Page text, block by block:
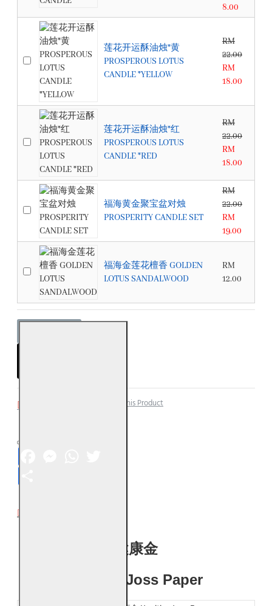
8.00
莲花开运酥油烛*黄
PROSPEROUS LOTUS
CANDLE *YELLOW
RM
22.00
RM
18.00
莲花开运酥油烛*红
PROSPEROUS LOTUS
CANDLE *RED
RM
22.00
RM
18.00
福海黄金聚宝盆对烛
PROSPERITY CANDLE SET
RM
22.00
RM
19.00
福海金莲花檀香 GOLDEN
LOTUS SANDALWOOD
RM
12.00
Compare this Product
健康金
Healthy Joss Paper